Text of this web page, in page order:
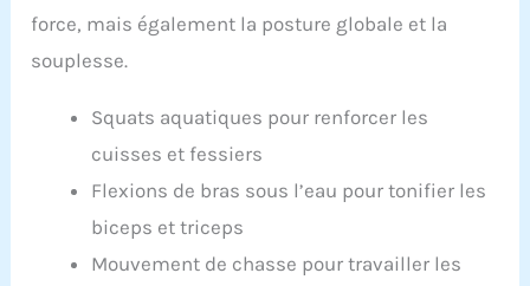
force, mais également la posture globale et la
souplesse.
Squats aquatiques pour renforcer les
cuisses et fessiers
Flexions de bras sous l’eau pour tonifier les
biceps et triceps
Mouvement de chasse pour travailler les